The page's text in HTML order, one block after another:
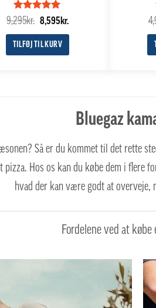
Vurderet5
9,295kr. Den
pris
var:
8,595kr.
er:
TILFØJ TIL KURV
Bluegaz
Så er du kommet til det rette
Hos os kan du købe dem i flere
hvad der kan være godt at overveje,
Fordelene ved at købe